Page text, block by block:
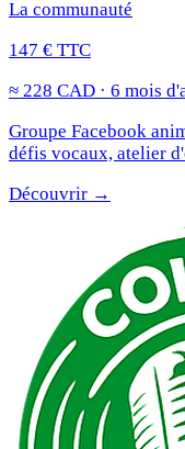
La communauté
147 € TTC
≈ 228 CAD · 6 mois
Groupe Facebook
défis vocaux, atelier
Découvrir →